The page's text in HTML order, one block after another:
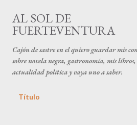
AL SOL DE
FUERTEVENTURA
Cajón de sastre en el quiero guardar mis
sobre novela negra, gastronomía, mis
actualidad política y vaya uno a saber.
Título